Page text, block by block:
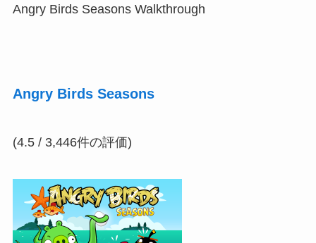
Angry Birds Seasons Walkthrough
Angry Birds Seasons
(4.5 / 3,446件の評価)